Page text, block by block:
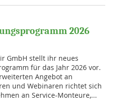
2026
GmbH stellt ihr neues
für das Jahr 2026 vor.
Angebot an
und Webinaren richtet sich
an Service-Monteure,...